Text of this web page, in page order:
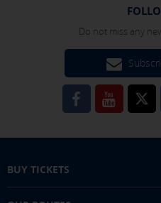
Do not miss any
BUY TICKETS
identification of your
SAVE SETTINGS
Click here to disable optional
the bottom of the page. You can